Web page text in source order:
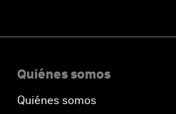
Quiénes somos
Quiénes somos